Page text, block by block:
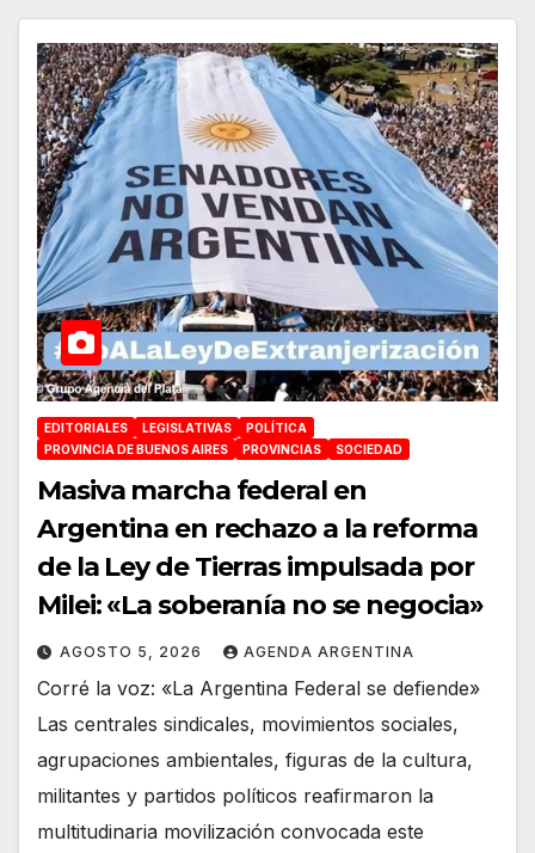
EDITORIALES LEGISLATIVAS
POLÍTICA
PROVINCIA DE BUENOS AIRES
PROVINCIAS SOCIEDAD
Masiva marcha federal en
Argentina en rechazo a la reforma
de la Ley de Tierras impulsada por
Milei: «La soberanía no se negocia»
AGOSTO 5, 2026 AGENDA ARGENTINA
Corré la voz: «La Argentina Federal se defiende»
Las centrales sindicales, movimientos sociales,
agrupaciones ambientales, figuras de la cultura,
militantes y partidos políticos reafirmaron la
multitudinaria movilización convocada este